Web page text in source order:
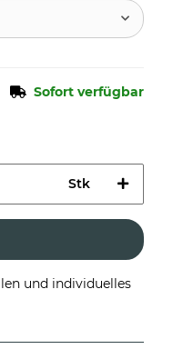
Sofort verfügbar
Stk
und individuelles